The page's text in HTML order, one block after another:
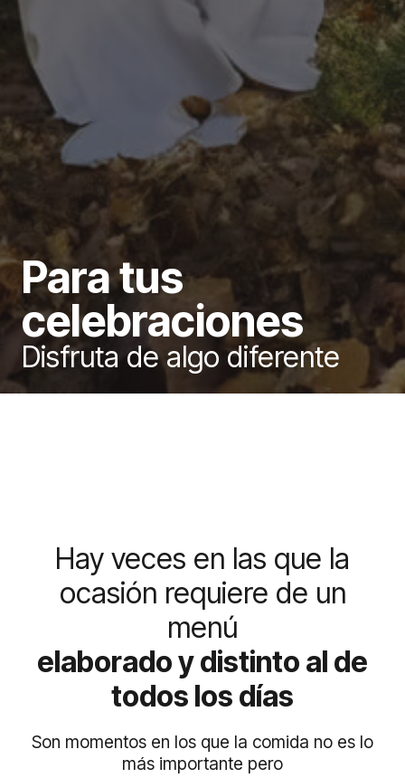
Para tus
celebraciones
Disfruta de algo diferente
Hay veces en las que la
ocasión requiere de un
menú
elaborado y distinto al de
todos los días
Son momentos en los que la comida no es lo
más importante pero